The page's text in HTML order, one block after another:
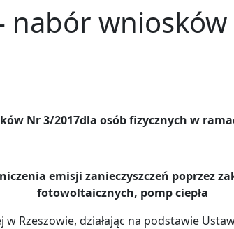
nabór
Nr 3/2017dla osób fizycznych w
emisji zanieczyszczeń poprzez
fotowoltaicznych, pomp ciepła
Rzeszowie, działając na podstawie